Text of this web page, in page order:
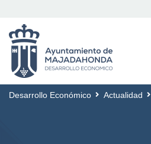
Desarrollo Económico Actualidad